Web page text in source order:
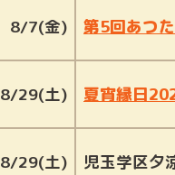
8/7(金) 第5回あつ
8/29(土) 夏宵縁日
8/29(土) 児玉学区夕